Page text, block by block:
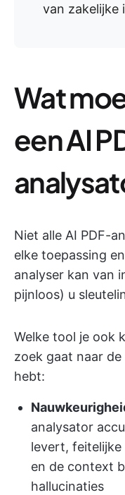
van zakelijke
Wat
een AI
Niet alle AI PDF-
elke toepassing
analyser kan van
pijnloos) u
Welke tool je ook
zoek gaat naar
hebt:
analysator
levert,
en de context
hallucinaties